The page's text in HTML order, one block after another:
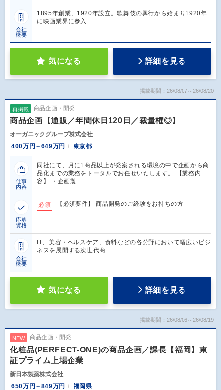
会社
概要
1895年創業、1920年設立。歌舞伎の興行から始まり1920年
に映画業界に参入…
気になる 詳細を見る
掲載期間：26/08/07～26/08/20
再掲載 商品企画・開発
商品企画【通販／年間休日120日／裁量権◎】
オーガニックグループ株式会社
400万円～649万円
東京都
仕事
内容
同社にて、月に1商品以上が発案される環境の中で企画から商
品化までの業務をトータルでお任せいたします。 【業務内
容】 ・企画製…
応募
資格
必須 【必須要件】 商品開発のご経験をお持ちの方
会社
概要
IT、美容・ヘルスケア、食料などの各分野において幅広いビジ
ネスを展開する次世代商…
気になる 詳細を見る
掲載期間：26/08/06～26/08/19
NEW 商品企画・開発
化粧品(PERFECT-ONE)の商品企画／課長【福岡】東
証プライム上場企業
新日本製薬株式会社
650万円～849万円
福岡県